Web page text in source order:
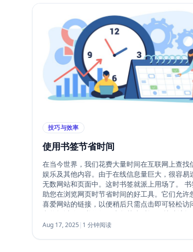
技巧与效率
使用书签节省时间
在当今世界，我们花费大量时间在互联网上查找
娱乐及其他内容。由于在线信息量巨大，很容易
无数网站和页面中。这时书签就派上用场了。
助您在浏览网页时节省时间的好工具。它们允许
喜爱网站的链接，以便稍后只需点击即可轻松访
文将探讨使用书签如何为您节省时间。 快速访问
站 使用书签的最大好处之一是它能让您快速访问
Aug 17, 2025 | 1 分钟阅读